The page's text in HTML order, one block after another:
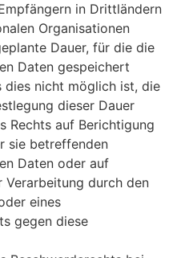
in Drittländern
Organisationen
Dauer, für die die
Daten gespeichert
dies nicht möglich ist, die
dieser Dauer
Rechts auf Berichtigung
sie betreffenden
Daten oder auf
Verarbeitung durch den
eines
gegen diese